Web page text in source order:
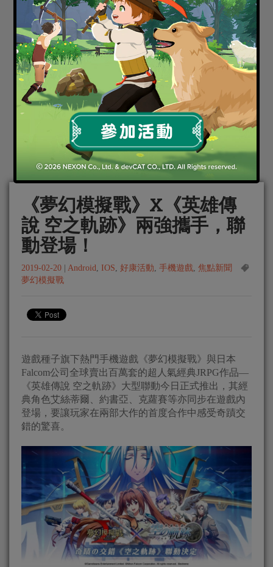
《夢幻模擬戰》X《英雄傳
說 空之軌跡》兩強攜手，聯
動登場！
2019-02-20 Android, IOS, 好康活動, 手機遊戲, 焦點新聞
夢幻模擬戰
遊戲種子旗下熱門手機遊戲《夢幻模擬戰》與日本
Falcom公司全球賣出百萬套的超人氣經典JRPG作品—
《英雄傳說 空之軌跡》大型聯動今日正式推出，其經
典角色艾絲蒂爾、約書亞、克蘿賽等亦同步在遊戲內
登場，要讓玩家在兩部大作的首度合作中感受奇蹟交
錯的驚喜。